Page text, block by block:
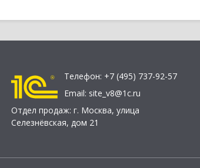
Телефон: +7 (495) 737-92-57
Email: site_v8@1c.ru
Отдел продаж: г. Москва, улица
Селезнёвская, дом 21